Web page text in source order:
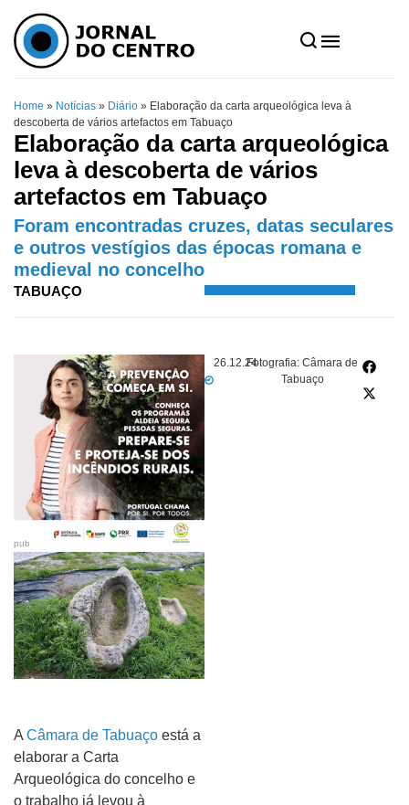
Home » Notícias » Diário » Elaboração da carta arqueológica leva à
descoberta de vários artefactos em Tabuaço
Elaboração da carta arqueológica
leva à descoberta de vários
artefactos em Tabuaço
Foram encontradas cruzes, datas seculares
e outros vestígios das épocas romana e
medieval no concelho
TABUAÇO
26.12.24Fotografia: Câmara de
Tabuaço
pub
A Câmara de Tabuaço está a
elaborar a Carta
Arqueológica do concelho e
o trabalho já levou à